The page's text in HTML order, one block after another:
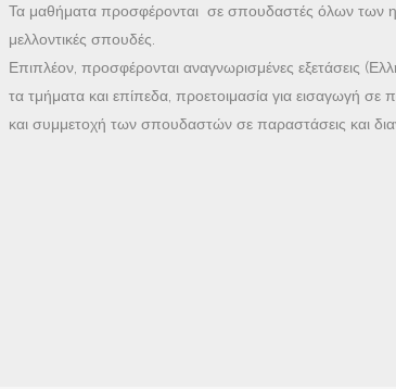
Τα μαθήματα προσφέρονται σε σπουδαστές όλων των
μελλοντικές σπουδές.
Επιπλέον, προσφέρονται αναγνωρισμένες εξετάσεις
τα τμήματα και επίπεδα, προετοιμασία για εισαγωγή σε
και συμμετοχή των σπουδαστών σε παραστάσεις και